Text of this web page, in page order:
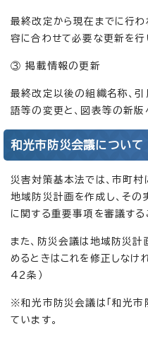
最終改定から現在までに行
容に合わせて必要な更新を行
③ 掲載情報の更新
最終改定以後の組織名称、引
語等の変更と、図表等の新版
和光市防災会議について
災害対策基本法では、市町
地域防災計画を作成し、その
に関する重要事項を審議する
また、防災会議は地域防災計
めるときはこれを修正しなけ
42条）
※和光市防災会議は「和光市
ています。